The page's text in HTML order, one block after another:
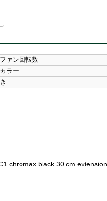
ファン回転数
ラー
chromax.black 30 cm